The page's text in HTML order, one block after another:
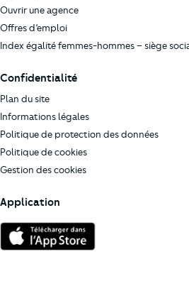
Ouvrir une agence
Offres d’emploi
Index égalité femmes-hommes – siège
Confidentialité
Plan du site
Informations légales
Politique de protection des données
Politique de cookies
Gestion des cookies
Application